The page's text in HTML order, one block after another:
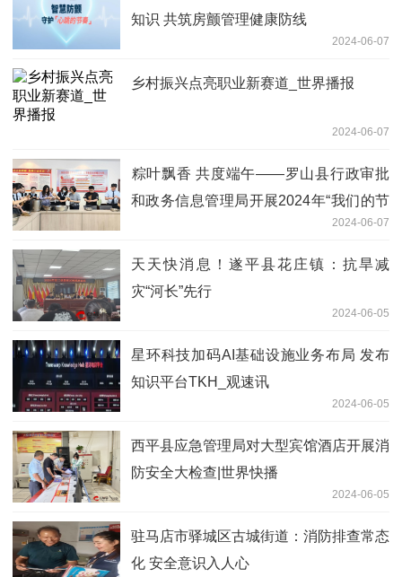
知识 共筑房颤管理健康防线
2024-06-07
乡村振兴点亮职业新赛道_世界播报
2024-06-07
​粽叶飘香 共度端午——罗山县行政审批
和政务信息管理局开展2024年“我们的节
2024-06-07
天天快消息！遂平县花庄镇：抗旱减
灾“河长”先行
2024-06-05
星环科技加码AI基础设施业务布局 发布
知识平台TKH_观速讯
2024-06-05
​西平县应急管理局对大型宾馆酒店开展消
防安全大检查|世界快播
2024-06-05
驻马店市驿城区古城街道：消防排查常态
化 安全意识入人心